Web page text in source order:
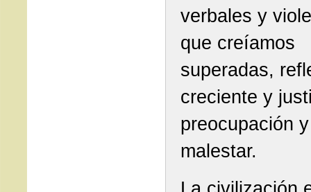
verbales y
que creíamos
superadas,
creciente y
preocupación y
malestar.